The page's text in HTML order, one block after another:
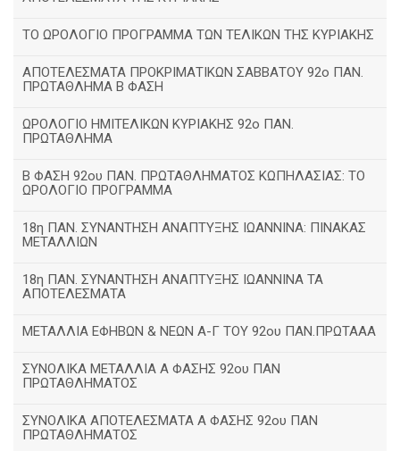
ΤΟ ΩΡΟΛΟΓΙΟ ΠΡΟΓΡΑΜΜΑ ΤΩΝ ΤΕΛΙΚΩΝ ΤΗΣ ΚΥΡΙΑΚΗΣ
ΑΠΟΤΕΛΕΣΜΑΤΑ ΠΡΟΚΡΙΜΑΤΙΚΩΝ ΣΑΒΒΑΤΟΥ 92o ΠΑΝ.
ΠΡΩΤΑΘΛΗΜΑ Β ΦΑΣΗ
ΩΡΟΛΟΓΙΟ ΗΜΙΤΕΛΙΚΩΝ ΚΥΡΙΑΚΗΣ 92ο ΠΑΝ.
ΠΡΩΤΑΘΛΗΜΑ
Β ΦΑΣΗ 92ου ΠΑΝ. ΠΡΩΤΑΘΛΗΜΑΤΟΣ ΚΩΠΗΛΑΣΙΑΣ: ΤΟ
ΩΡΟΛΟΓΙΟ ΠΡΟΓΡΑΜΜΑ
18η ΠΑΝ. ΣΥΝΑΝΤΗΣΗ ΑΝΑΠΤΥΞΗΣ ΙΩΑΝΝΙΝΑ: ΠΙΝΑΚΑΣ
ΜΕΤΑΛΛΙΩΝ
18η ΠΑΝ. ΣΥΝΑΝΤΗΣΗ ΑΝΑΠΤΥΞΗΣ ΙΩΑΝΝΙΝΑ ΤΑ
ΑΠΟΤΕΛΕΣΜΑΤΑ
ΜΕΤΑΛΛΙΑ ΕΦΗΒΩΝ & ΝΕΩΝ Α-Γ ΤΟΥ 92ου ΠΑΝ.ΠΡΩΤΑΑΑ
ΣΥΝΟΛΙΚΑ ΜΕΤΑΛΛΙΑ Α ΦΑΣΗΣ 92ου ΠΑΝ
ΠΡΩΤΑΘΛΗΜΑΤΟΣ
ΣΥΝΟΛΙΚΑ ΑΠΟΤΕΛΕΣΜΑΤΑ Α ΦΑΣΗΣ 92ου ΠΑΝ
ΠΡΩΤΑΘΛΗΜΑΤΟΣ